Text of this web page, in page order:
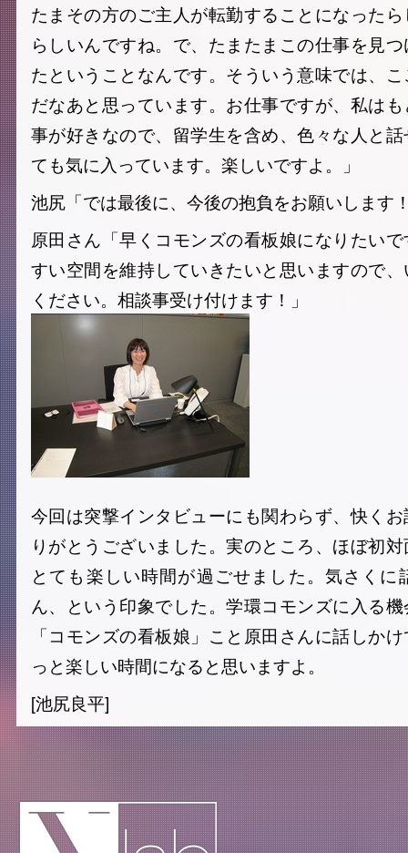
たまその方のご主人が転勤することになった
らしいんですね。で、たまたまこの仕事を見
たということなんです。そういう意味では、
だなあと思っています。お仕事ですが、私は
事が好きなので、留学生を含め、色々な人と
ても気に入っています。楽しいですよ。」
池尻「では最後に、今後の抱負をお願いします
原田さん「早くコモンズの看板娘になりたい
すい空間を維持していきたいと思いますので
ください。相談事受け付けます！」
今回は突撃インタビューにも関わらず、快く
りがとうございました。実のところ、ほぼ初
とても楽しい時間が過ごせました。気さくに
ん、という印象でした。学環コモンズに入る
「コモンズの看板娘」こと原田さんに話しか
っと楽しい時間になると思いますよ。
[池尻良平]